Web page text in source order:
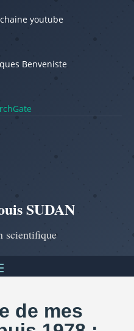
youtube
Benveniste
SUDAN
scientifique
de mes